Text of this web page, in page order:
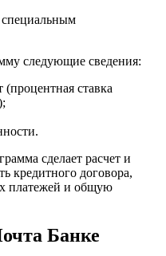
специальным
следующие сведения:
ставка
сделает расчет и
кредитного договора,
платежей и общую
Банке